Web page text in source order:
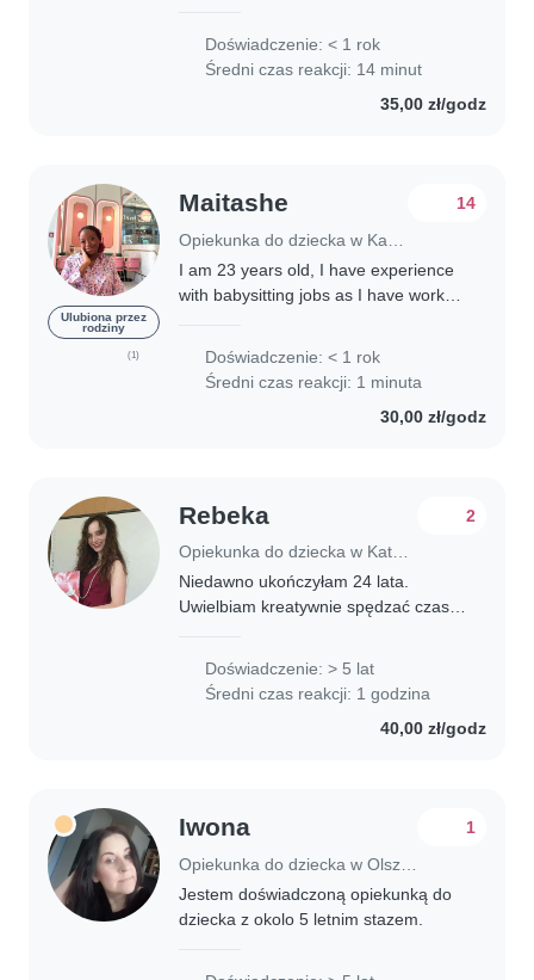
to children, teaching languages, and..
Doświadczenie: < 1 rok
Średni czas reakcji: 14 minut
35,00 zł/godz
Ulubiona przez
rodziny
(1)
Maitashe 14
I am 23 years old, I have experience
with babysitting jobs as I have worked
and I am an English speaker...
Doświadczenie: < 1 rok
Średni czas reakcji: 1 minuta
30,00 zł/godz
Rebeka
Opiekunka do dziecka w Katowice
2
Niedawno ukończyłam 24 lata.
Uwielbiam kreatywnie spędzać czas z
ogólnorozwojowe zajęcia i naukę, jak
Doświadczenie: > 5 lat
Średni czas reakcji: 1 godzina
40,00 zł/godz
Iwona 1
Jestem doświadczoną opiekunką do
dziecka z okolo 5 letnim stazem.